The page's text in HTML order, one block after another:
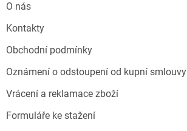
O nás
Kontakty
Obchodní podmínky
Oznámení o odstoupení od kupní smlouvy
Vrácení a reklamace zboží
Formuláře ke stažení